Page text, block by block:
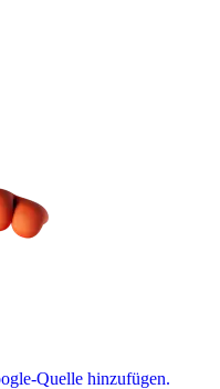
Quelle hinzufügen.